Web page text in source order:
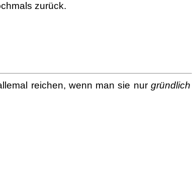
zurück.
reichen, wenn man sie nurgründlich